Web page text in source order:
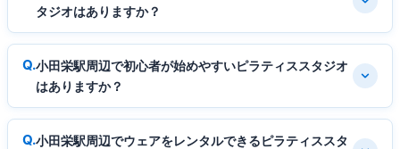
タジオはありますか？
小田栄駅周辺で初心者が始めやすいピラティススタジオ
はありますか？
小田栄駅周辺でウェアをレンタルできるピラティススタ